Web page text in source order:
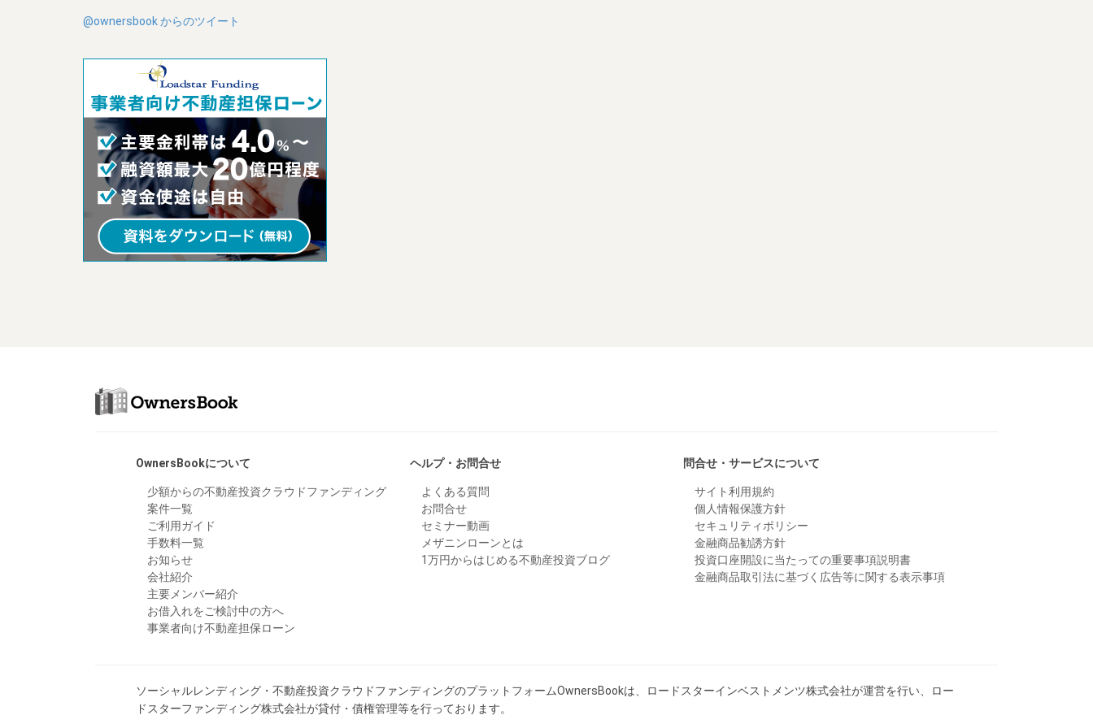
@ownersbook からのツイート
OwnersBookについて
少額からの不動産投資クラウドファンディング
案件一覧
ご利用ガイド
手数料一覧
お知らせ
会社紹介
主要メンバー紹介
お借入れをご検討中の方へ
事業者向け不動産担保ローン
ヘルプ・お問合せ
よくある質問
お問合せ
セミナー動画
メザニンローンとは
1万円からはじめる不動産投資ブログ
問合せ・サービスについて
サイト利用規約
個人情報保護方針
セキュリティポリシー
金融商品勧誘方針
投資口座開設に当たっての重要事項説明書
金融商品取引法に基づく広告等に関する表示事項
ソーシャルレンディング・不動産投資クラウドファンディングのプラットフォームOwnersBookは、ロードスターインベストメンツ株式会社が運営を行い、ロー
ドスターファンディング株式会社が貸付・債権管理等を行っております。